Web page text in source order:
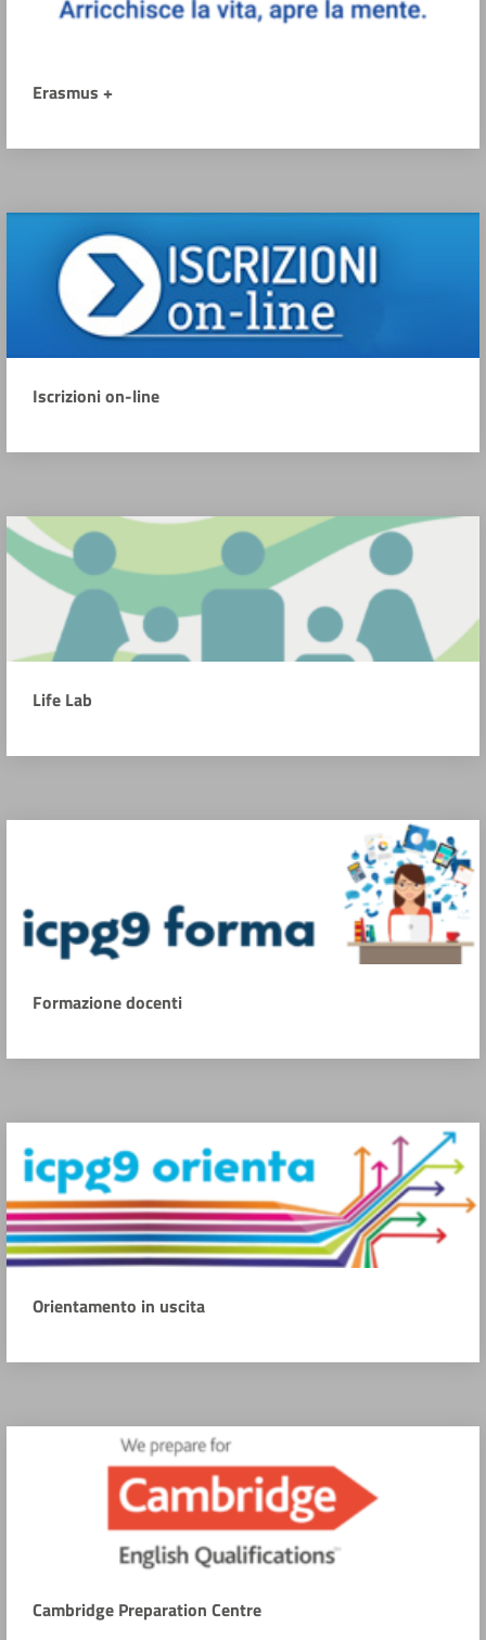
Erasmus +
Iscrizioni on-line
Life Lab
Formazione docenti
Orientamento in uscita
Cambridge Preparation Centre